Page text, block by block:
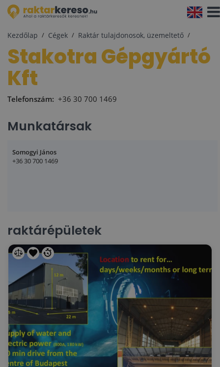
Kezdőlap Cégek Raktár tulajdonosok, üzemeltető
Stakotra Gépgyártó
Kft
Telefonszám: +36 30 700 1469
Munkatársak
Somogyi János
+36 30 700 1469
raktárépületek